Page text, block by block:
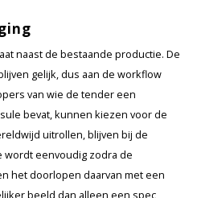
naast de bestaande productie. De
gelijk, dus aan de workflow
van wie de tender een
bevat, kunnen kiezen voor de
uitrollen, blijven bij de
wordt eenvoudig zodra de
het doorlopen daarvan met een
beeld dan alleen een spec